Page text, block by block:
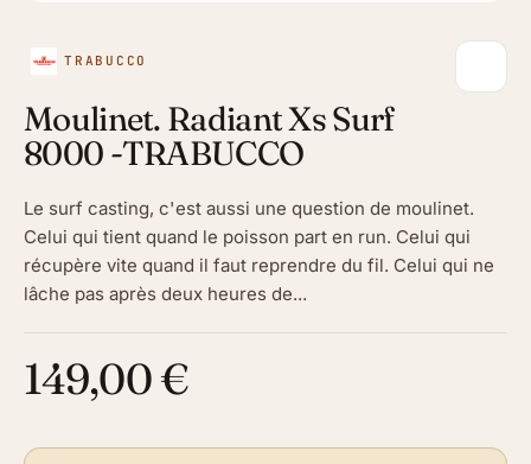
TRABUCCO
Moulinet. Radiant Xs Surf
8000 -TRABUCCO
Le surf casting, c'est aussi une question de moulinet.
Celui qui tient quand le poisson part en run. Celui qui
récupère vite quand il faut reprendre du fil. Celui qui ne
lâche pas après deux heures de...
149,00 €